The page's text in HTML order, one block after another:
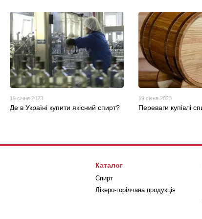
19 січня 2023
Де в Україні купити якісний спирт?
19 січня 2023
Переваги купівлі
Каталог
Спирт
Лікеро-горілчана продукція